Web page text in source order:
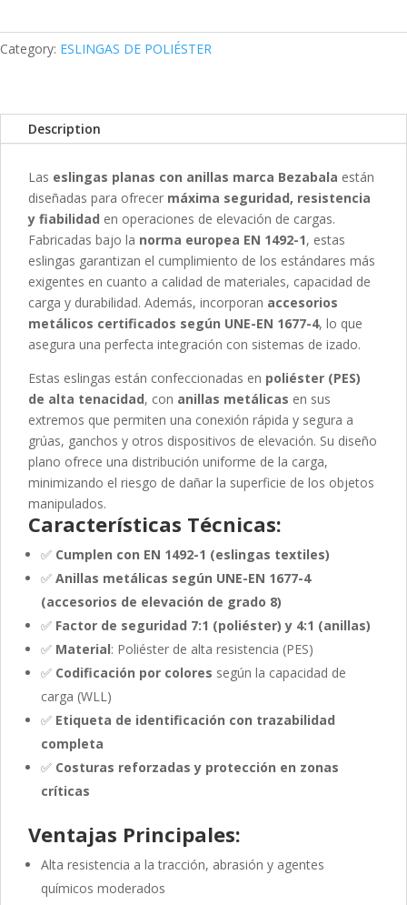
Category: ESLINGAS DE POLIÉSTER
Description
Las eslingas planas con anillas marca Bezabala están
diseñadas para ofrecer máxima seguridad, resistencia
y fiabilidad en operaciones de elevación de cargas.
Fabricadas bajo la norma europea EN 1492-1, estas
eslingas garantizan el cumplimiento de los estándares más
exigentes en cuanto a calidad de materiales, capacidad de
carga y durabilidad. Además, incorporan accesorios
metálicos certificados según UNE-EN 1677-4, lo que
asegura una perfecta integración con sistemas de izado.
Estas eslingas están confeccionadas en poliéster (PES)
de alta tenacidad, con anillas metálicas en sus
extremos que permiten una conexión rápida y segura a
grúas, ganchos y otros dispositivos de elevación. Su diseño
plano ofrece una distribución uniforme de la carga,
minimizando el riesgo de dañar la superficie de los objetos
manipulados.
Características Técnicas:
✅ Cumplen con EN 1492-1 (eslingas textiles)
✅ Anillas metálicas según UNE-EN 1677-4
(accesorios de elevación de grado 8)
✅ Factor de seguridad 7:1 (poliéster) y 4:1 (anillas)
✅ Material: Poliéster de alta resistencia (PES)
✅ Codificación por colores según la capacidad de
carga (WLL)
✅ Etiqueta de identificación con trazabilidad
completa
✅ Costuras reforzadas y protección en zonas
críticas
Ventajas Principales:
Alta resistencia a la tracción, abrasión y agentes
químicos moderados